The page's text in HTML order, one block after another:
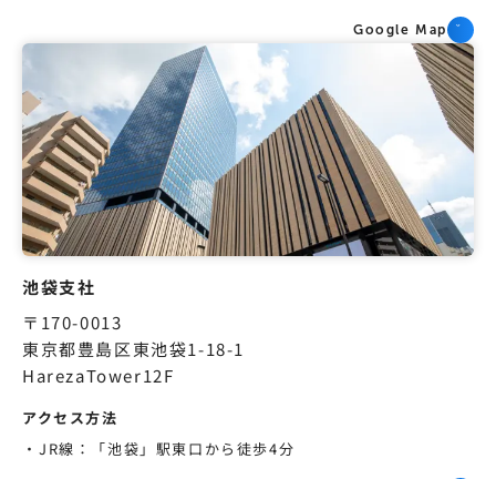
Google Map
池袋支社
〒170-0013
東京都豊島区東池袋1-18-1
HarezaTower12F
アクセス方法
JR線：「池袋」駅東口から徒歩4分